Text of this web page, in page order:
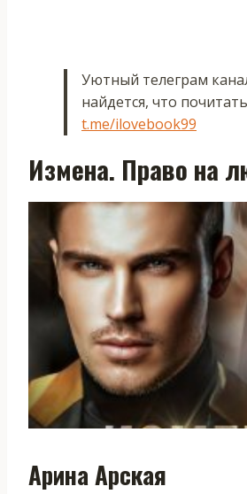
Уютный телеграм
найдется, что
t.me/ilovebook99
Измена. Право на
Арина Арская